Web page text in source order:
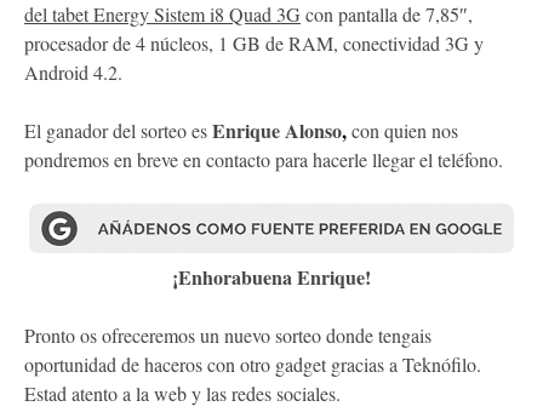
del tabet Energy Sistem i8 Quad 3G con pantalla de 7,85″,
procesador de 4 núcleos, 1 GB de RAM, conectividad 3G y
Android 4.2.
El ganador del sorteo esEnrique Alonso,con quien nos
pondremos en breve en contacto para hacerle llegar el teléfono.
¡Enhorabuena Enrique!
Pronto os ofreceremos un nuevo sorteo donde tengais
oportunidad de haceros con otro gadget gracias a Teknófilo.
Estad atento a la web y las redes sociales.